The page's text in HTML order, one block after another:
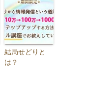
結局せどりと
は？